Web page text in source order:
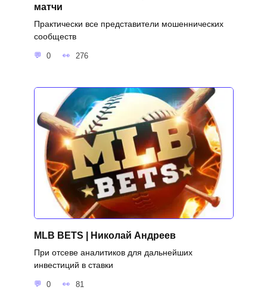
матчи
Практически все представители мошеннических
сообществ
0 276
MLB BETS | Николай Андреев
При отсеве аналитиков для дальнейших
инвестиций в ставки
0 81